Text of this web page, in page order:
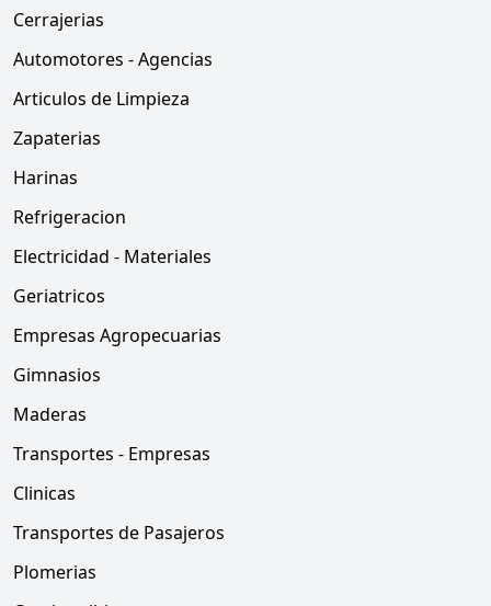
Cerrajerias
Automotores - Agencias
Articulos de Limpieza
Zapaterias
Harinas
Refrigeracion
Electricidad - Materiales
Geriatricos
Empresas Agropecuarias
Gimnasios
Maderas
Transportes - Empresas
Clinicas
Transportes de Pasajeros
Plomerias